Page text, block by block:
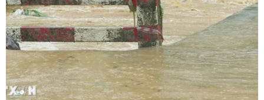
Tổng thống Nga thay đổi vị
trí các chỉ huy tại mặt trận Ukraine
05/08/2026 15:26
Đâm dao ở trung tâm London, một